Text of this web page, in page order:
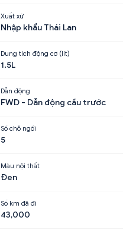
Xuất xứ
Nhập khẩu Thái Lan
Dung tích động cơ (lít)
1.5L
Dẫn động
FWD - Dẫn động cầu trước
Số chỗ ngồi
5
Màu nội thất
Đen
Số km đã đi
43,000